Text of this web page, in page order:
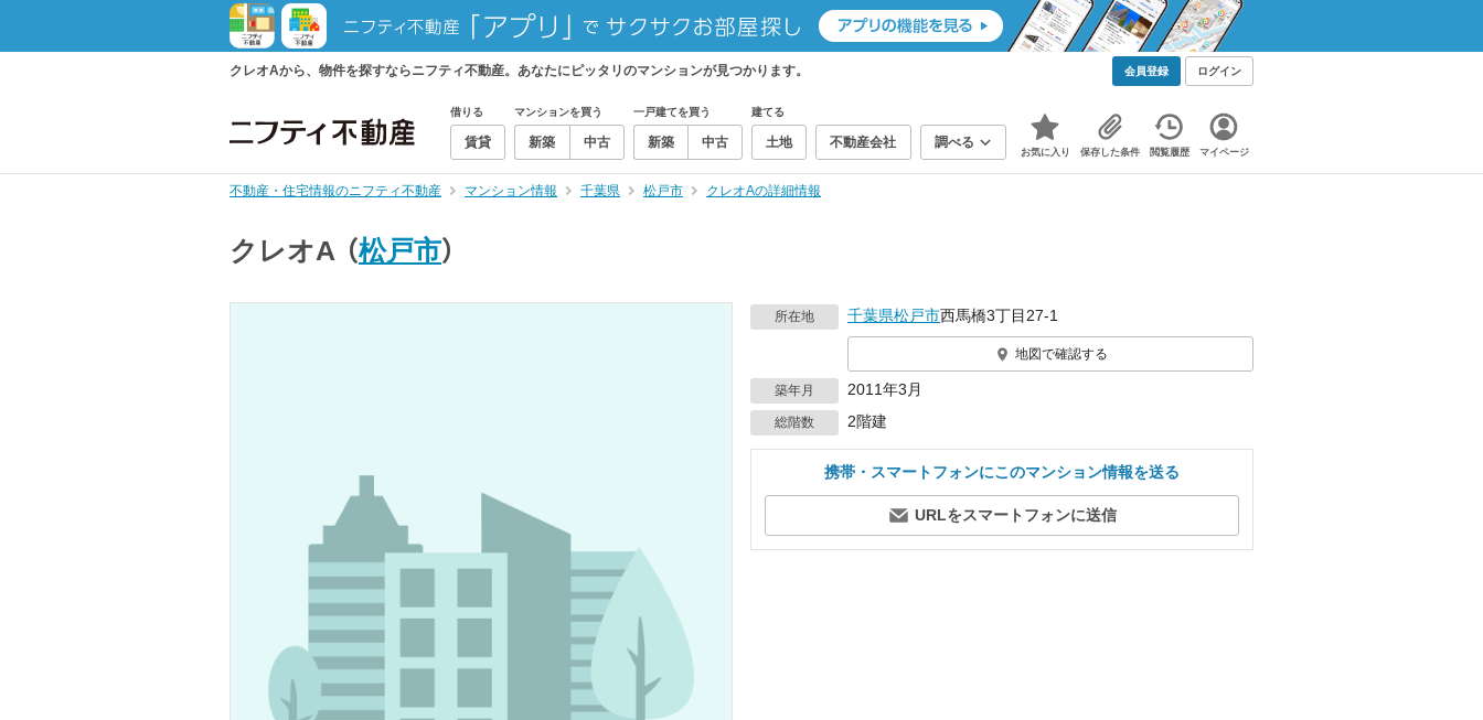
クレオAから、物件を探すならニフティ不動産。あなたにピッタリのマンションが見つかります。 会員登録 ログイン
借りる
賃貸
マンションを買う
新築 中古
一戸建てを買う
新築 中古
建てる
土地 不動産会社 調べる
お気に入り 保存した条件 閲覧履歴 マイページ
不動産・住宅情報のニフティ不動産 マンション情報 千葉県 松戸市 クレオAの詳細情報
クレオA （松戸市）
所在地 千葉県松戸市西馬橋3丁目27-1
地図で確認する
築年月 2011年3月
総階数 2階建
携帯・スマートフォンにこのマンション情報を送る
URLをスマートフォンに送信